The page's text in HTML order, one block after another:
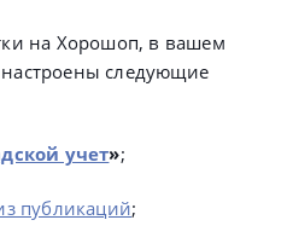
на Хорошоп, в вашем
следующие
учет»;
публикаций;